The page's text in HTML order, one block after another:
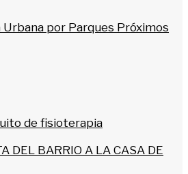
Urbana por Parques Próximos
de fisioterapia
DEL BARRIO A LA CASA DE